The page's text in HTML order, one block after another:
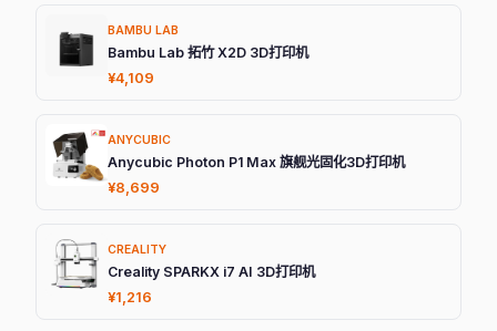
BAMBU LAB
Bambu Lab 拓竹 X2D 3D打印机
¥4,109
ANYCUBIC
Anycubic Photon P1 Max 旗舰光固化3D打印机
¥8,699
CREALITY
Creality SPARKX i7 AI 3D打印机
¥1,216